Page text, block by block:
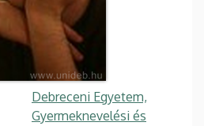
Debreceni Egyetem,
Gyermeknevelési és